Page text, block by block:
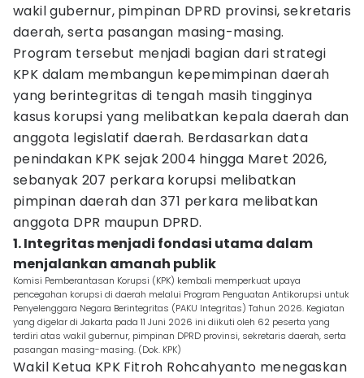
wakil gubernur, pimpinan DPRD provinsi, sekretaris
daerah, serta pasangan masing-masing.
Program tersebut menjadi bagian dari strategi
KPK dalam membangun kepemimpinan daerah
yang berintegritas di tengah masih tingginya
kasus korupsi yang melibatkan kepala daerah dan
anggota legislatif daerah. Berdasarkan data
penindakan KPK sejak 2004 hingga Maret 2026,
sebanyak 207 perkara korupsi melibatkan
pimpinan daerah dan 371 perkara melibatkan
anggota DPR maupun DPRD.
1. Integritas menjadi fondasi utama dalam
menjalankan amanah publik
Komisi Pemberantasan Korupsi (KPK) kembali memperkuat upaya
pencegahan korupsi di daerah melalui Program Penguatan Antikorupsi untuk
Penyelenggara Negara Berintegritas (PAKU Integritas) Tahun 2026. Kegiatan
yang digelar di Jakarta pada 11 Juni 2026 ini diikuti oleh 62 peserta yang
terdiri atas wakil gubernur, pimpinan DPRD provinsi, sekretaris daerah, serta
pasangan masing-masing. (Dok. KPK)
Wakil Ketua KPK Fitroh Rohcahyanto menegaskan